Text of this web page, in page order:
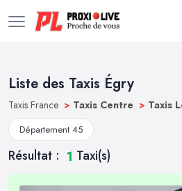
Liste des Taxis Égry
Taxis France > Taxis Centre > Taxis
Département 45
Résultat : 1 Taxi(s)